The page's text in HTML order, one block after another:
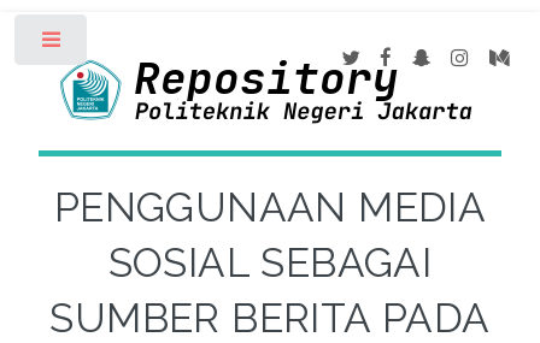
PENGGUNAAN MEDIA
SOSIAL SEBAGAI
SUMBER BERITA PADA